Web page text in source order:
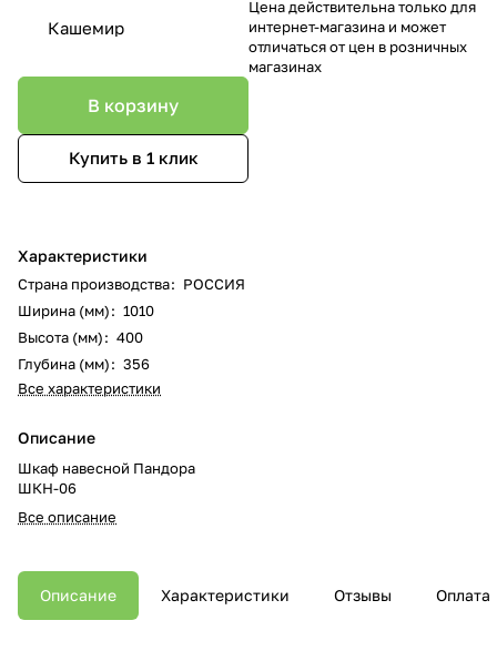
Кашемир
В корзину
Купить в 1 клик
Характеристики
Страна производства: РОССИЯ
Ширина (мм): 1010
Высота (мм): 400
Глубина (мм): 356
Все характеристики
Описание
Шкаф навесной Пандора
ШКН-06
Все описание
Цена действительна только для
интернет-магазина и может
отличаться от цен в розничных
магазинах
Описание Характеристики Отзывы Оплата